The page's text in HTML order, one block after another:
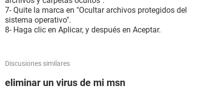
7- Quite la marca en "Ocultar archivos protegidos del
sistema operativo".
8- Haga clic en Aplicar, y después en Aceptar.
Discusiones similares
eliminar un virus de mi msn